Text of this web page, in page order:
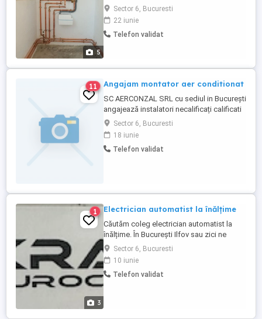
5
calorifere, cazi, cabine dus, baterii,
apometre, instalatie apa calda, rece,
boilare, panouri solare). Montaj, cupru,
PPR, polietilena, PEX,
Sector 6, Bucuresti
22 iunie
Telefon validat
11 Angajam montator aer conditionat
SC AERCONZAL SRL cu sediul in București
angajează instalatori necalificați calificati
aer condiționat. Pentru cei din provincie se
asigura cazare gratuită la punctul de lucru
al firmei, permis categoria B reprezintă un
avantaj. Pentru detalii sunați la număr de
Sector 6, Bucuresti
18 iunie
Telefon validat
3
1 Electrician automatist la înălțime
Căutăm coleg electrician automatist la
înălțime. În București Ilfov sau zici ne
aproape de București. Se oferă mașină de
serviciu, salariu, bonjri de masă. Salariu se
va discuta la sediu.
Sector 6, Bucuresti
10 iunie
Telefon validat